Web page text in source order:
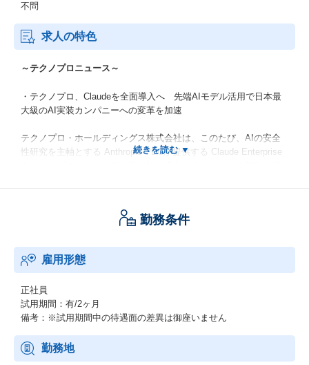
不問
求人の特色
～テクノプロニュース～
・テクノプロ、Claudeを全面導入へ 先端AIモデル活用で日本最
大級のAI実装カンパニーへの変革を加速
テクノプロ・ホールディングス株式会社は、このたび、AIの安全
性研究を主軸とする Anthropic PBCが提供する Claude Enterprise
ー』へのビジョン実現を力強く後押しするものです。
https://prtimes.jp/main/html/rd/p/000000006.000177691.html
・テクノプロ・ITだからこそ描けるエンジニアのキャリア像
2万人を超える技術者・研究者を擁するテクノプロ・グループ。こ
のうちIT領域を担うのが、テクノプロ・IT社。
全国31拠点で5000名以上のITエンジニアが活躍しており、あらゆ
近年、IT業界では人材不足が叫ばれており、技術者派遣をコア事
業とする同社としても大きな課題の1つとなっている。
勤務条件
雇用形態
正社員
試用期間：有/2ヶ月
備考：※試用期間中の待遇面の差異は御座いません
勤務地